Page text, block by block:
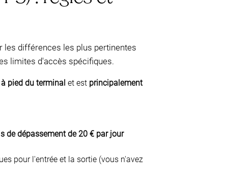
les différences les plus pertinentes
limites d'accès spécifiques.
pied du terminal et est principalement
de dépassement de 20 € par jour
pour l'entrée et la sortie (vous n'avez